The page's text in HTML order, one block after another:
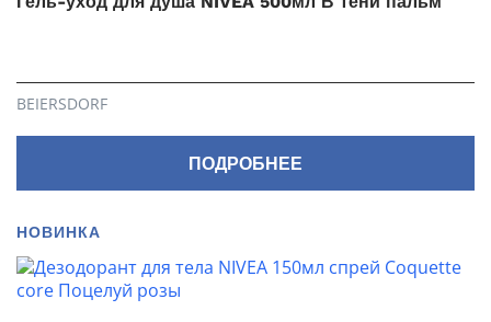
BEIERSDORF
ПОДРОБНЕЕ
НОВИНКА